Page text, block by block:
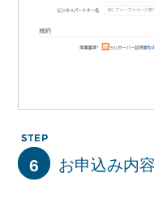
6 お申込み内